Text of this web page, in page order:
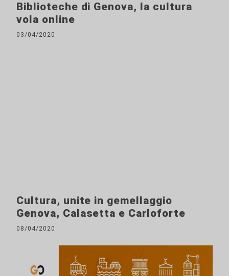
Biblioteche di Genova, la cultura
vola online
03/04/2020
Cultura, unite in gemellaggio
Genova, Calasetta e Carloforte
08/04/2020